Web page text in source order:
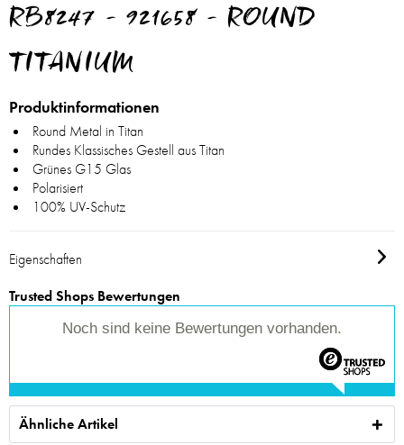
RB8247 - 921658 - ROUND
TITANIUM
Produktinformationen
Round Metal in Titan
Rundes Klassisches Gestell aus Titan
Grünes G15 Glas
Polarisiert
100% UV-Schutz
Eigenschaften
Trusted Shops Bewertungen
Noch sind keine Bewertungen vorhanden.
Ähnliche Artikel